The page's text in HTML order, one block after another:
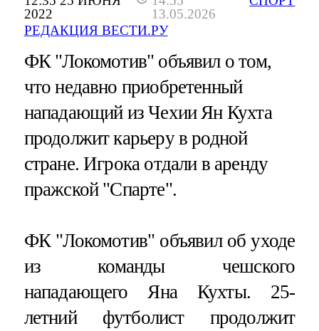
2022
13.05.2026
РЕДАКЦИЯ ВЕСТИ.РУ
ФК "Локомотив" объявил о том,
что недавно приобретенный
нападающий из Чехии Ян Кухта
продолжит карьеру в родной
стране. Игрока отдали в аренду
пражской "Спарте".
ФК "Локомотив" объявил об уходе
из команды чешского
нападающего Яна Кухты. 25-
летний футболист продолжит